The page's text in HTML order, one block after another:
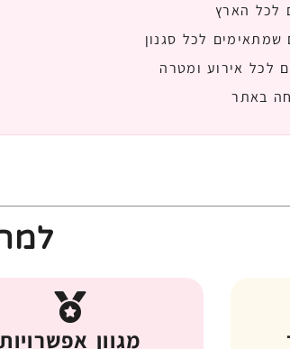
לכל הארץ
שמתאימים לכל סגנון
לכל אירוע ומטרה
באתר
מגוון אפשרויות